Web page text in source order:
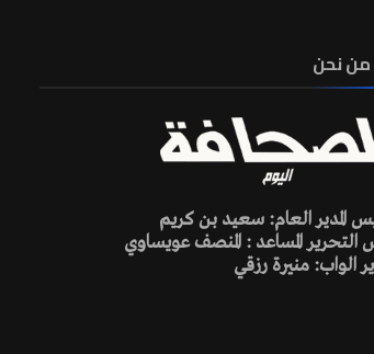
من نحن
المدير العام: سعيد بن كريم
التحرير المساعد : المنصف عويساوي
الواب: منيرة رزقي